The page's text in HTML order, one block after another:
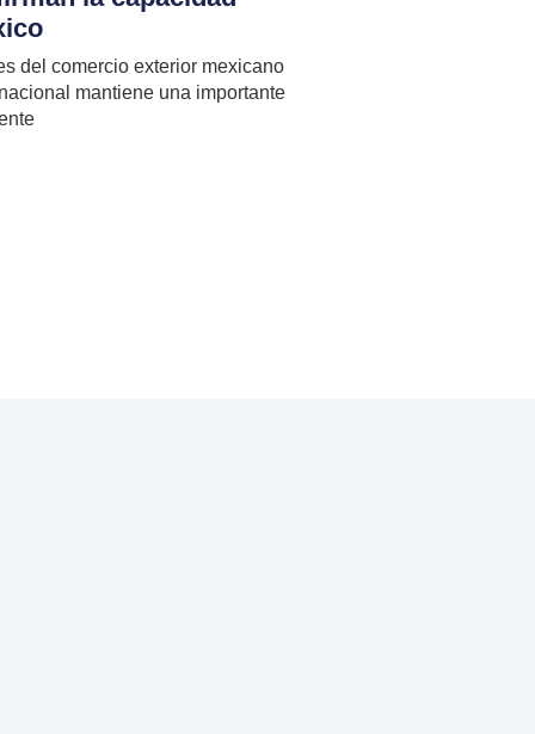
del comercio exterior mexicano
mantiene una importante